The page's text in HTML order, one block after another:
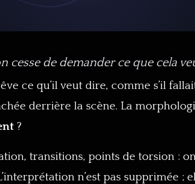
cesse de demander ce que cela
ce qu’il veut dire, comme s’il
derrière la scène. La
?
transitions, points de torsion :
n’est pas supprimée ;